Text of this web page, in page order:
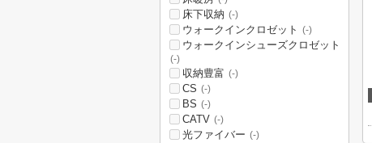
床下収納 (-)
ウォークインクロゼット (-)
ウォークインシューズクロゼット
(-)
収納豊富 (-)
CS (-)
BS (-)
CATV (-)
光ファイバー (-)